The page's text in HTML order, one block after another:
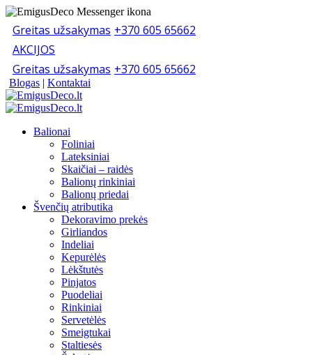
Greitas užsakymas +370 605 65662
AKCIJOS
Greitas užsakymas +370 605 65662
Blogas | Kontaktai
Balionai
Foliniai
Lateksiniai
Skaičiai – raidės
Balionų rinkiniai
Balionų priedai
Švenčių atributika
Dekoravimo prekės
Girliandos
Indeliai
Kepurėlės
Lėkštutės
Pinjatos
Puodeliai
Rinkiniai
Servetėlės
Smeigtukai
Staltiesės